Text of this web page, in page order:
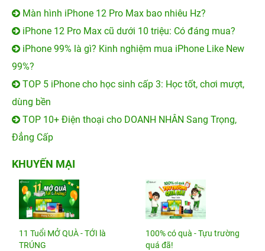
Màn hình iPhone 12 Pro Max bao nhiêu Hz?
iPhone 12 Pro Max cũ dưới 10 triệu: Có đáng mua?
iPhone 99% là gì? Kinh nghiệm mua iPhone Like New
99%?
TOP 5 iPhone cho học sinh cấp 3: Học tốt, chơi mượt,
dùng bền
TOP 10+ Điện thoại cho DOANH NHÂN Sang Trọng,
Đẳng Cấp
KHUYẾN MẠI
11 Tuổi MỞ QUÀ - TỚI là
TRÚNG
100% có quà - Tựu trường
quá đã!